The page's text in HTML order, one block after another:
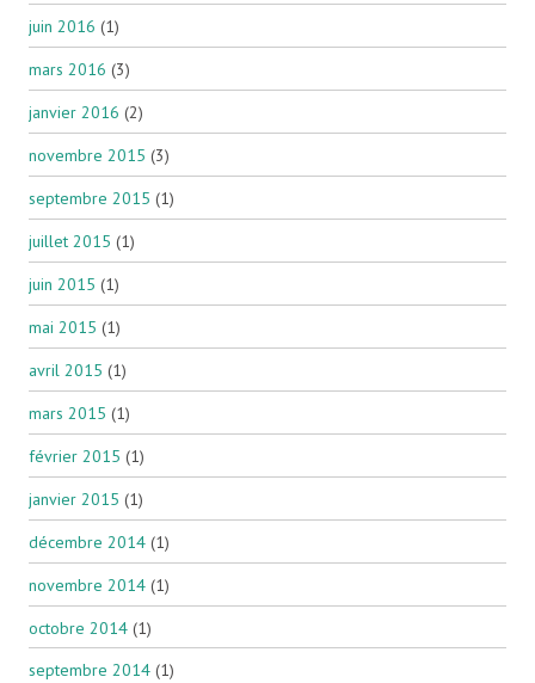
juin 2016 (1)
mars 2016 (3)
janvier 2016 (2)
novembre 2015 (3)
septembre 2015 (1)
juillet 2015 (1)
juin 2015 (1)
mai 2015 (1)
avril 2015 (1)
mars 2015 (1)
février 2015 (1)
janvier 2015 (1)
décembre 2014 (1)
novembre 2014 (1)
octobre 2014 (1)
septembre 2014 (1)